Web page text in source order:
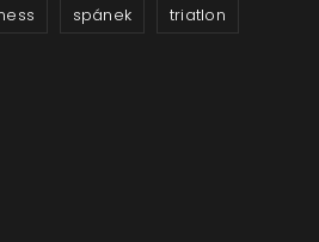
spánek triatlon